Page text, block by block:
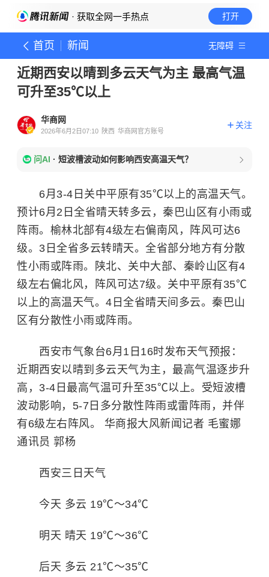
· 获取全网一手热点 打开
首页 新闻 无障碍
近期西安以晴到多云天气为主 最高气温
可升至35℃以上
华商网
2026年6月2日07:10 陕西 华商网官方账号
关注
问AI · 短波槽波动如何影响西安高温天气？
6月3-4日关中平原有35℃以上的高温天气。
预计6月2日全省晴天转多云，秦巴山区有小雨或
阵雨。榆林北部有4级左右偏南风，阵风可达6
级。3日全省多云转晴天。全省部分地方有分散
性小雨或阵雨。陕北、关中大部、 秦岭 山区有4
级左右偏北风，阵风可达7级。关中平原有35℃
以上的高温天气。4日全省晴天间多云。秦巴山
区有分散性小雨或阵雨。
西安市气象台6月1日16时发布天气预报：
近期西安以晴到多云天气为主，最高气温逐步升
高，3-4日最高气温可升至35℃以上。受短波槽
波动影响，5-7日多分散性阵雨或雷阵雨，并伴
有6级左右阵风。 华商报大风新闻记者 毛蜜娜
通讯员 郭杨
西安三日天气
今天 多云 19℃～34℃
明天 晴天 19℃～36℃
后天 多云 21℃～35℃